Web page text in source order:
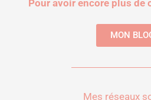
Pour avoir encore plus de
MON
Mes réseaux